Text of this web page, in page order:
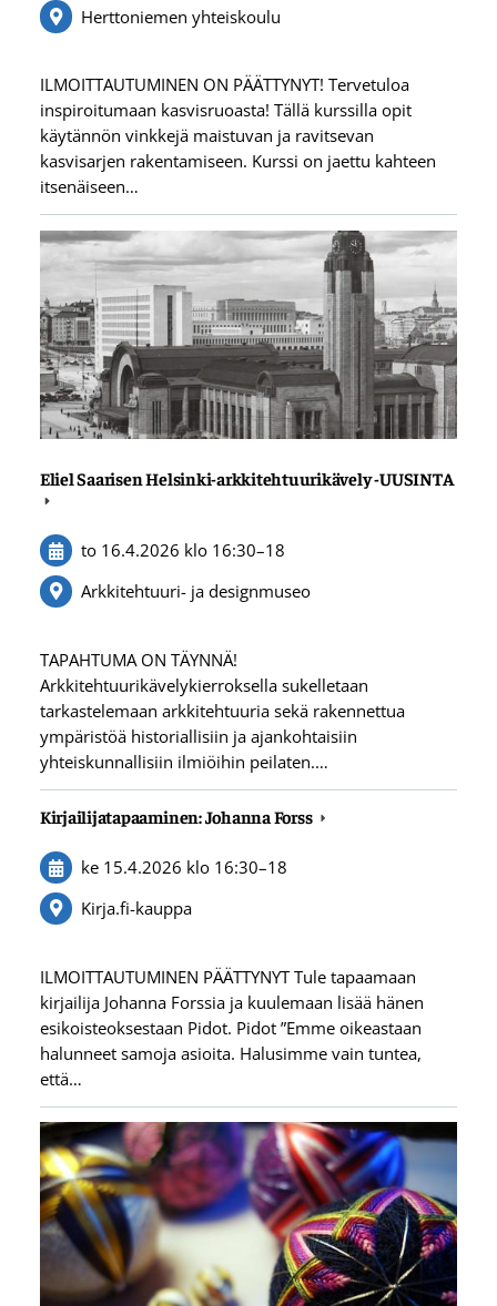
Herttoniemen yhteiskoulu
ILMOITTAUTUMINEN ON PÄÄTTYNYT! Tervetuloa
inspiroitumaan kasvisruoasta! Tällä kurssilla opit
käytännön vinkkejä maistuvan ja ravitsevan
kasvisarjen rakentamiseen. Kurssi on jaettu kahteen
itsenäiseen…
Eliel Saarisen Helsinki-arkkitehtuurikävely -UUSINTA
to 16.4.2026 klo 16:30–18
Arkkitehtuuri- ja designmuseo
TAPAHTUMA ON TÄYNNÄ!
Arkkitehtuurikävelykierroksella sukelletaan
tarkastelemaan arkkitehtuuria sekä rakennettua
ympäristöä historiallisiin ja ajankohtaisiin
yhteiskunnallisiin ilmiöihin peilaten.…
Kirjailijatapaaminen: Johanna Forss
ke 15.4.2026 klo 16:30–18
Kirja.fi-kauppa
ILMOITTAUTUMINEN PÄÄTTYNYT Tule tapaamaan
kirjailija Johanna Forssia ja kuulemaan lisää hänen
esikoisteoksestaan Pidot. Pidot ”Emme oikeastaan
halunneet samoja asioita. Halusimme vain tuntea,
että…